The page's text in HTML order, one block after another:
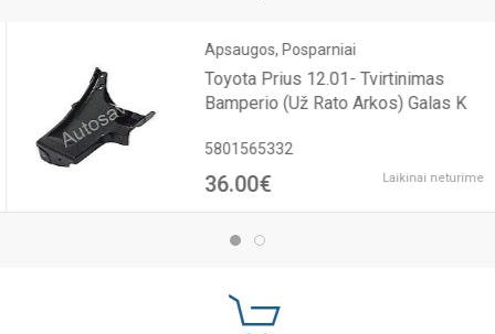
Apsaugos, Posparniai
Toyota Prius 12.01- Tvirtinimas
Bamperio (Už Rato Arkos) Galas K
5801565332
36.00€ Laikinai neturime